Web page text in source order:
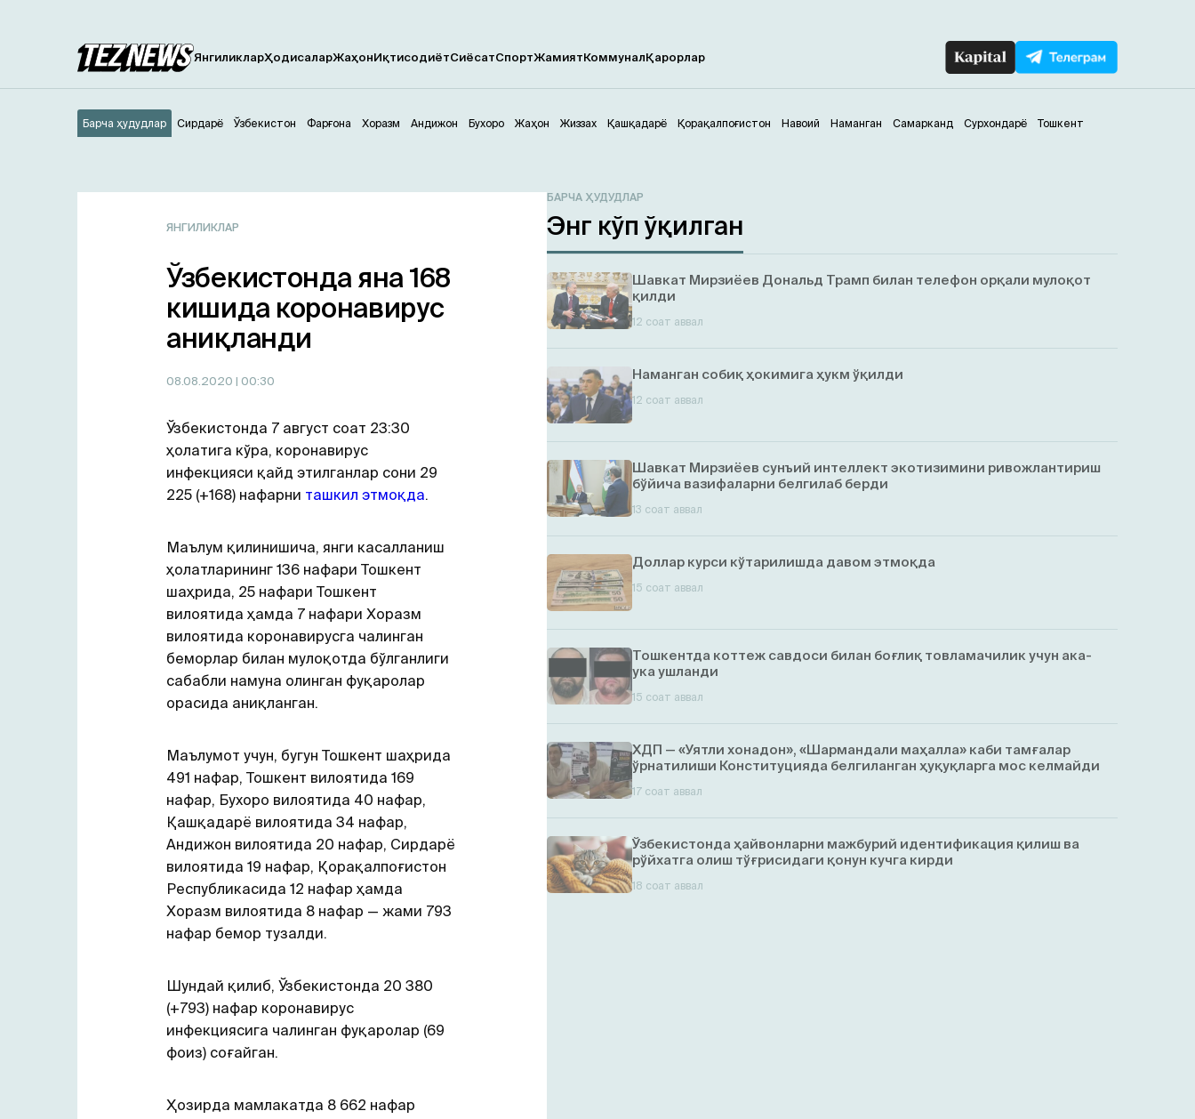
ЯнгиликларҲодисаларЖаҳонИқтисодиётСиёсатСпортЖамиятКоммуналҚарорлар
Андижон
Барча ҳудудлар Бухоро Жаҳон Жиззах Қашқадарё Қорақалпоғистон Навоий Наманган Самарканд
Сирдарё Сурхондарё Тошкент
Ўзбекистон Фарғона Хоразм
ЯНГИЛИКЛАР
Ўзбекистонда яна 168
кишида коронавирус
аниқланди
08.08.2020 | 00:30
Ўзбекистонда 7 август соат 23:30
ҳолатига кўра, коронавирус
инфекцияси қайд этилганлар сони 29
225 (+168) нафарни ташкил этмоқда.
Маълум қилинишича, янги касалланиш
ҳолатларининг 136 нафари Тошкент
шаҳрида, 25 нафари Тошкент
вилоятида ҳамда 7 нафари Хоразм
вилоятида коронавирусга чалинган
беморлар билан мулоқотда бўлганлиги
сабабли намуна олинган фуқаролар
орасида аниқланган.
Маълумот учун, бугун Тошкент шаҳрида
491 нафар, Тошкент вилоятида 169
нафар, Бухоро вилоятида 40 нафар,
Қашқадарё вилоятида 34 нафар,
Андижон вилоятида 20 нафар, Сирдарё
вилоятида 19 нафар, Қорақалпоғистон
Республикасида 12 нафар ҳамда
Хоразм вилоятида 8 нафар — жами 793
нафар бемор тузалди.
Шундай қилиб, Ўзбекистонда 20 380
(+793) нафар коронавирус
инфекциясига чалинган фуқаролар (69
фоиз) соғайган.
Ҳозирда мамлакатда 8 662 нафар
БАРЧА ҲУДУДЛАР
Энг кўп ўқилган
Шавкат Мирзиёев Дональд Трамп билан телефон орқали мулоқот
қилди
12 соат аввал
Наманган собиқ ҳокимига ҳукм ўқилди
12 соат аввал
Шавкат Мирзиёев сунъий интеллект экотизимини ривожлантириш
бўйича вазифаларни белгилаб берди
13 соат аввал
Доллар курси кўтарилишда давом этмоқда
15 соат аввал
Тошкентда коттеж савдоси билан боғлиқ товламачилик учун ака-
ука ушланди
15 соат аввал
ХДП — «Уятли хонадон», «Шармандали маҳалла» каби тамғалар
ўрнатилиши Конституцияда белгиланган ҳуқуқларга мос келмайди
17 соат аввал
Ўзбекистонда ҳайвонларни мажбурий идентификация қилиш ва
рўйхатга олиш тўғрисидаги қонун кучга кирди
18 соат аввал